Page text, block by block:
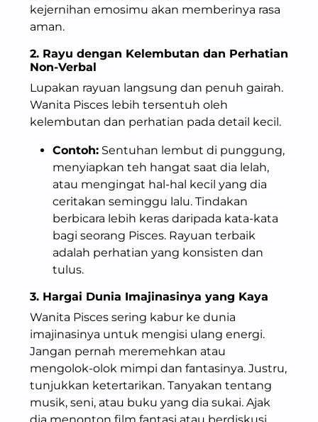
kejernihan emosimu akan memberinya rasa
aman.
2. Rayu dengan Kelembutan dan Perhatian
Non-Verbal
Lupakan rayuan langsung dan penuh gairah.
Wanita Pisces lebih tersentuh oleh
kelembutan dan perhatian pada detail kecil.
Contoh: Sentuhan lembut di punggung,
menyiapkan teh hangat saat dia lelah,
atau mengingat hal-hal kecil yang dia
ceritakan seminggu lalu. Tindakan
berbicara lebih keras daripada kata-kata
bagi seorang Pisces. Rayuan terbaik
adalah perhatian yang konsisten dan
tulus.
3. Hargai Dunia Imajinasinya yang Kaya
Wanita Pisces sering kabur ke dunia
imajinasinya untuk mengisi ulang energi.
Jangan pernah meremehkan atau
mengolok-olok mimpi dan fantasinya. Justru,
tunjukkan ketertarikan. Tanyakan tentang
musik, seni, atau buku yang dia sukai. Ajak